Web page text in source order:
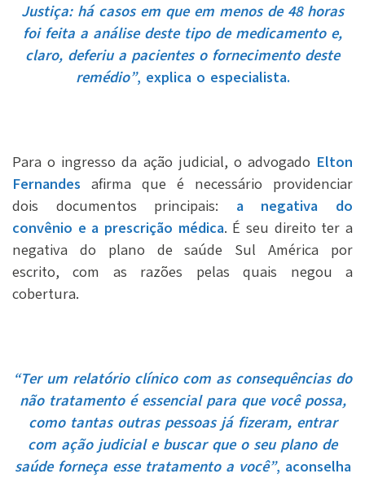
Justiça: há casos em que em menos de 48 horas
foi feita a análise deste tipo de medicamento e,
claro, deferiu a pacientes o fornecimento deste
remédio”, explica o especialista.
Para o ingresso da ação judicial, o advogado Elton
Fernandes afirma que é necessário providenciar
dois documentos principais: a negativa do
convênio e a prescrição médica. É seu direito ter a
negativa do plano de saúde Sul América por
escrito, com as razões pelas quais negou a
cobertura.
“Ter um relatório clínico com as consequências do
não tratamento é essencial para que você possa,
como tantas outras pessoas já fizeram, entrar
com ação judicial e buscar que o seu plano de
saúde forneça esse tratamento a você”, aconselha